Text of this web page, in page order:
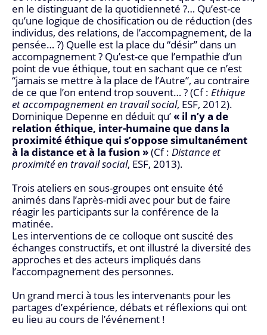
en le distinguant de la quotidienneté ?… Qu’est-ce
qu’une logique de chosification ou de réduction (des
individus, des relations, de l’accompagnement, de la
pensée… ?) Quelle est la place du “désir” dans un
accompagnement ? Qu’est-ce que l’empathie d’un
point de vue éthique, tout en sachant que ce n’est
“jamais se mettre à la place de l’Autre”, au contraire
de ce que l’on entend trop souvent… ? (Cf : Ethique
et accompagnement en travail social, ESF, 2012).
Dominique Depenne en déduit qu’« il n’y a de
relation éthique, inter-humaine que dans la
proximité éthique qui s’oppose simultanément
à la distance et à la fusion »(Cf : Distance et
proximité en travail social, ESF, 2013).
Trois ateliers en sous-groupes ont ensuite été
animés dans l’après-midi avec pour but de faire
réagir les participants sur la conférence de la
matinée.
Les interventions de ce colloque ont suscité des
échanges constructifs, et ont illustré la diversité des
approches et des acteurs impliqués dans
l’accompagnement des personnes.
Un grand merci à tous les intervenants pour les
partages d’expérience, débats et réflexions qui ont
eu lieu au cours de l’événement !